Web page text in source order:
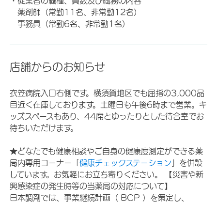
薬剤師（常勤11名、非常勤12名）
事務員（常勤6名、非常勤1名）
店舗からのお知らせ
衣笠病院入口右側です。横須賀地区でも屈指の3,000品
目近く在庫しております。土曜日も午後6時まで営業。キ
ッズスペースもあり、44席とゆったりとした待合室でお
待ちいただけます。
★どなたでも健康相談やご自身の健康度測定ができる薬
局内専用コーナー「 健康チェックステーション 」を併設
しています。お気軽にお立ち寄りください。 【災害や新
興感染症の発生時等の当薬局の対応について】
日本調剤では、事業継続計画（ BCP ）を策定し、